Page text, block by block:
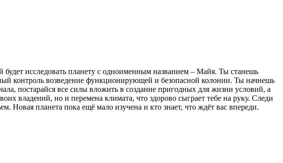
исследовать планету с одноименным названием – Майя. Ты станешь
контроль возведение функционирующей и безопасной колонии. Ты начнешь
постарайся все силы вложить в создание пригодных для жизни условий, а
владений, но и перемена климата, что здорово сыграет тебе на руку. Следи
Новая планета пока ещё мало изучена и кто знает, что ждёт вас впереди.